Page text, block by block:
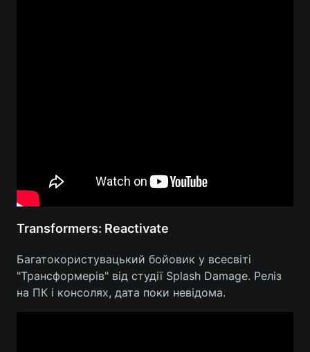
Transformers: Reactivate
Багатокористувацький бойовик у всесвіті
"Трансформерів" від студії Splash Damage. Реліз
на ПК і консолях, дата поки невідома.